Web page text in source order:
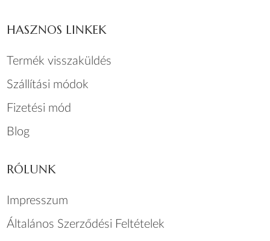
HASZNOS LINKEK
Termék visszaküldés
Szállítási módok
Fizetési mód
Blog
RÓLUNK
Impresszum
Általános Szerződési Feltételek